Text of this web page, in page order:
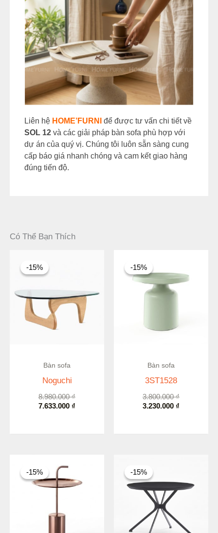
Liên hệ HOME’FURNI
để được tư vấn chi tiết về
SOL 12 và các giải pháp bàn sofa phù hợp với
dự án của quý vị. Chúng tôi luôn sẵn sàng cung
cấp báo giá nhanh chóng và cam kết giao hàng
đúng tiến độ.
Có Thể Bạn Thích
-15%
-15%
Bàn sofa
Noguchi
8.980.000₫
7.633.000 ₫
7.633.000 ₫.
-15%
-15%
Bàn sofa
3ST1528
3.800.000₫
là:
3.800.000 ₫.
3.230.000 ₫
tại
là:
-15%
-15%
5.240.000 ₫.
là:
-15%
-15%
4.980.000 ₫.
là: